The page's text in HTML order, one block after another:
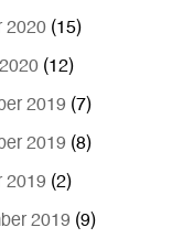
2020 (15)
(12)
2019 (7)
2019 (8)
2019 (2)
2019 (9)